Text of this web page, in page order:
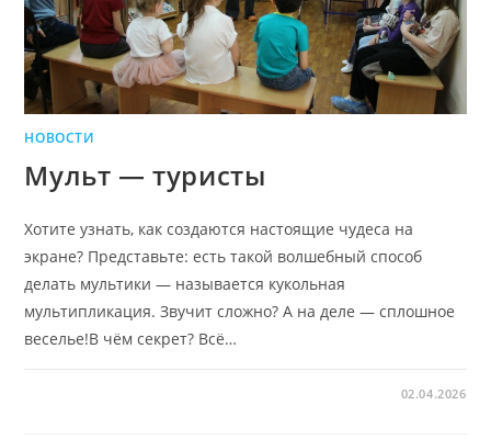
НОВОСТИ
Мульт — туристы
Хотите узнать, как создаются настоящие чудеса на
экране? Представьте: есть такой волшебный способ
делать мультики — называется кукольная
мультипликация. Звучит сложно? А на деле — сплошное
веселье!В чём секрет? Всё…
02.04.2026